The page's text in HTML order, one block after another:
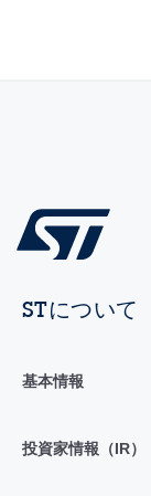
STについて
基本情報
投資家情報（IR）